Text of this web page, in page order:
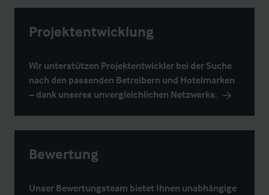
Projektentwicklung
Wir unterstützen Projektentwickler bei der Suche
nach den passenden Betreibern und Hotelmarken
– dank unseres unvergleichlichen Netzwerks.
Bewertung
Unser Bewertungsteam bietet Ihnen unabhängige